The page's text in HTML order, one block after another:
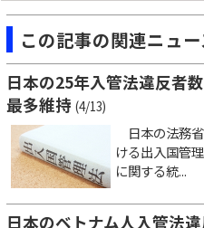
この記事の関連ニュー
日本の25年入管法違反者
最多維持 (4/13)
日本の法務
ける出入国管
に関する統...
日本のベトナム人入管法